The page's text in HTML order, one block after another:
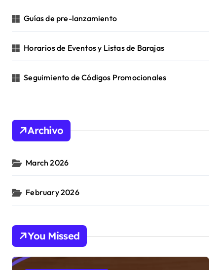
Guías de pre-lanzamiento
Horarios de Eventos y Listas de Barajas
Seguimiento de Códigos Promocionales
Archivo
March 2026
February 2026
You Missed